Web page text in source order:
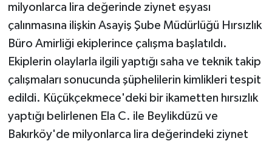
milyonlarca lira değerinde ziynet eşyası
çalınmasına ilişkin Asayiş Şube Müdürlüğü Hırsızlık
Büro Amirliği ekiplerince çalışma başlatıldı.
Ekiplerin olaylarla ilgili yaptığı saha ve teknik takip
çalışmaları sonucunda şüphelilerin kimlikleri tespit
edildi. Küçükçekmece'deki bir ikametten hırsızlık
yaptığı belirlenen Ela C. ile Beylikdüzü ve
Bakırköy'de milyonlarca lira değerindeki ziynet